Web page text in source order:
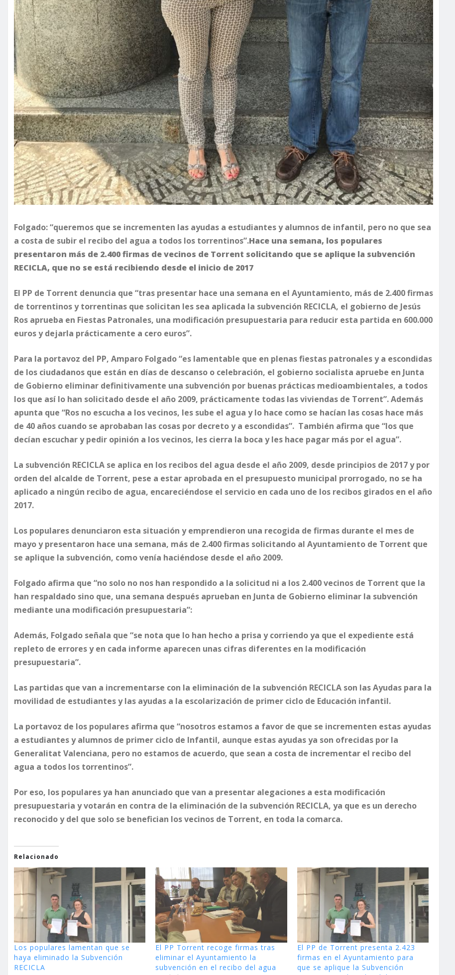
Folgado: “queremos que se incrementen las ayudas a estudiantes y alumnos de infantil, pero no que sea
a costa de subir el recibo del agua a todos los torrentinos”.Hace una semana, los populares
presentaron más de 2.400 firmas de vecinos de Torrent solicitando que se aplique la subvención
RECICLA, que no se está recibiendo desde el inicio de 2017
El PP de Torrent denuncia que “tras presentar hace una semana en el Ayuntamiento, más de 2.400 firmas
de torrentinos y torrentinas que solicitan les sea aplicada la subvención RECICLA, el gobierno de Jesús
Ros aprueba en Fiestas Patronales, una modificación presupuestaria para reducir esta partida en 600.000
euros y dejarla prácticamente a cero euros”.
Para la portavoz del PP, Amparo Folgado “es lamentable que en plenas fiestas patronales y a escondidas
de los ciudadanos que están en días de descanso o celebración, el gobierno socialista apruebe en Junta
de Gobierno eliminar definitivamente una subvención por buenas prácticas medioambientales, a todos
los que así lo han solicitado desde el año 2009, prácticamente todas las viviendas de Torrent”. Además
apunta que “Ros no escucha a los vecinos, les sube el agua y lo hace como se hacían las cosas hace más
de 40 años cuando se aprobaban las cosas por decreto y a escondidas”. También afirma que “los que
decían escuchar y pedir opinión a los vecinos, les cierra la boca y les hace pagar más por el agua”.
La subvención RECICLA se aplica en los recibos del agua desde el año 2009, desde principios de 2017 y por
orden del alcalde de Torrent, pese a estar aprobada en el presupuesto municipal prorrogado, no se ha
aplicado a ningún recibo de agua, encareciéndose el servicio en cada uno de los recibos girados en el año
2017.
Los populares denunciaron esta situación y emprendieron una recogida de firmas durante el mes de
mayo y presentaron hace una semana, más de 2.400 firmas solicitando al Ayuntamiento de Torrent que
se aplique la subvención, como venía haciéndose desde el año 2009.
Folgado afirma que “no solo no nos han respondido a la solicitud ni a los 2.400 vecinos de Torrent que la
han respaldado sino que, una semana después aprueban en Junta de Gobierno eliminar la subvención
mediante una modificación presupuestaria”:
Además, Folgado señala que “se nota que lo han hecho a prisa y corriendo ya que el expediente está
repleto de errores y en cada informe aparecen unas cifras diferentes en la modificación
presupuestaria”.
Las partidas que van a incrementarse con la eliminación de la subvención RECICLA son las Ayudas para la
movilidad de estudiantes y las ayudas a la escolarización de primer ciclo de Educación infantil.
La portavoz de los populares afirma que “nosotros estamos a favor de que se incrementen estas ayudas
a estudiantes y alumnos de primer ciclo de Infantil, aunque estas ayudas ya son ofrecidas por la
Generalitat Valenciana, pero no estamos de acuerdo, que sean a costa de incrementar el recibo del
agua a todos los torrentinos”.
Por eso, los populares ya han anunciado que van a presentar alegaciones a esta modificación
presupuestaria y votarán en contra de la eliminación de la subvención RECICLA, ya que es un derecho
reconocido y del que solo se benefician los vecinos de Torrent, en toda la comarca.
Relacionado
Los populares lamentan que se
haya eliminado la Subvención
RECICLA
El PP Torrent recoge firmas tras
eliminar el Ayuntamiento la
subvención en el recibo del agua
El PP de Torrent presenta 2.423
firmas en el Ayuntamiento para
que se aplique la Subvención